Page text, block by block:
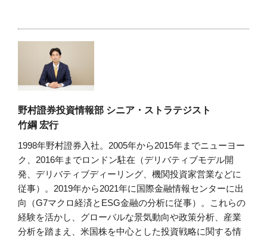
野村證券投資情報部 シニア・ストラテジスト
竹綱 宏行
1998年野村證券入社。2005年から2015年までニューヨー
ク、2016年までロンドン駐在（デリバティブモデル開
発、デリバティブディーリング、機関投資家営業などに
従事）。2019年から2021年に国際金融情報センターに出
向（G7マクロ経済とESG金融の分析に従事）。これらの
経験を活かし、グローバルな景気動向や政策分析、産業
分析を踏まえ、米国株を中心とした投資戦略に関する情